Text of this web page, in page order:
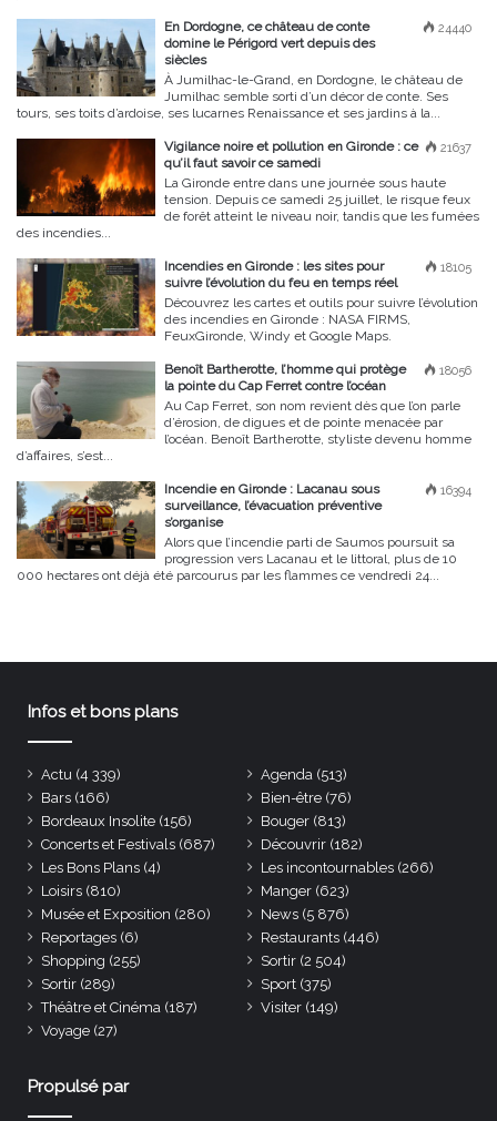
24440
En Dordogne, ce château de conte
domine le Périgord vert depuis des
siècles
À Jumilhac-le-Grand, en Dordogne, le château de
Jumilhac semble sorti d’un décor de conte. Ses
tours, ses toits d’ardoise, ses lucarnes Renaissance et ses jardins à la...
21637
Vigilance noire et pollution en Gironde : ce
qu’il faut savoir ce samedi
La Gironde entre dans une journée sous haute
tension. Depuis ce samedi 25 juillet, le risque feux
de forêt atteint le niveau noir, tandis que les fumées
des incendies...
18105
Incendies en Gironde : les sites pour
suivre l’évolution du feu en temps réel
Découvrez les cartes et outils pour suivre l’évolution
des incendies en Gironde : NASA FIRMS,
FeuxGironde, Windy et Google Maps.
18056
Benoît Bartherotte, l’homme qui protège
la pointe du Cap Ferret contre l’océan
Au Cap Ferret, son nom revient dès que l’on parle
d’érosion, de digues et de pointe menacée par
l’océan. Benoît Bartherotte, styliste devenu homme
d’affaires, s’est...
16394
Incendie en Gironde : Lacanau sous
surveillance, l’évacuation préventive
s’organise
Alors que l’incendie parti de Saumos poursuit sa
progression vers Lacanau et le littoral, plus de 10
000 hectares ont déjà été parcourus par les flammes ce vendredi 24...
Infos et bons plans
Actu (4 339) Agenda (513)
Bars (166) Bien-être (76)
Bordeaux Insolite (156) Bouger (813)
Concerts et Festivals (687) Découvrir (182)
Les Bons Plans (4) Les incontournables (266)
Loisirs (810) Manger (623)
Musée et Exposition (280) News (5 876)
Reportages (6) Restaurants (446)
Shopping (255) Sortir (2 504)
Sortir (289) Sport (375)
Théâtre et Cinéma (187) Visiter (149)
Voyage (27)
Propulsé par